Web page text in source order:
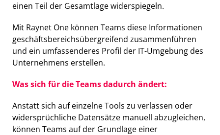
einen Teil der Gesamtlage widerspiegeln.
Mit Raynet One können Teams diese Informationen
geschäftsbereichsübergreifend zusammenführen
und ein umfassenderes Profil der IT-Umgebung des
Unternehmens erstellen.
Was sich für die Teams dadurch ändert:
Anstatt sich auf einzelne Tools zu verlassen oder
widersprüchliche Datensätze manuell abzugleichen,
können Teams auf der Grundlage einer